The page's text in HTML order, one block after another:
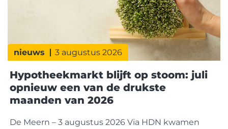
nieuws 3 augustus 2026
Hypotheekmarkt blijft op stoom: juli
opnieuw een van de drukste
maanden van 2026
De Meern – 3 augustus 2026 Via HDN kwamen